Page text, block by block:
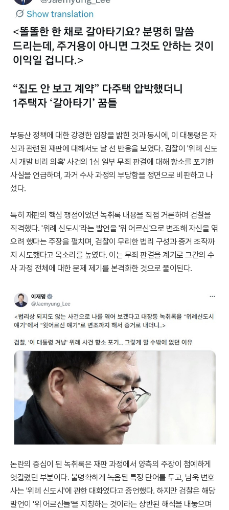
부동산 정책에 대한 강경한 입장을 밝힌 것과 동시에, 이 대통령은 자
신과 관련된 재판에 대해서도 날 선 반응을 보였다. 검찰이 '위례 신도
시 개발 비리 의혹' 사건의 1심 일부 무죄 판결에 대해 항소를 포기한
사실을 언급하며, 과거 수사 과정의 부당함을 정면으로 비판하고 나
섰다.
특히 재판의 핵심 쟁점이었던 녹취록 내용을 직접 거론하며 검찰을
직격했다. '위례 신도시'라는 발언을 '위 어르신'으로 변조해 자신을 엮
으려 했다는 주장을 펼치며, 검찰이 무리한 법리 구성과 증거 조작까
지 시도했다고 목소리를 높였다. 이는 무죄 판결을 계기로 그간의 수
사 과정 전체에 대한 문제 제기를 본격화한 것으로 풀이된다.
논란의 중심이 된 녹취록은 재판 과정에서 양측의 주장이 첨예하게
엇갈렸던 부분이다. 불명확하게 녹음된 특정 단어를 두고, 남욱 변호
사는 '위례 신도시'에 관한 대화였다고 증언했다. 하지만 검찰은 해당
발언이 '위 어르신들'을 지칭하는 것이라는 상반된 해석을 내놓으며